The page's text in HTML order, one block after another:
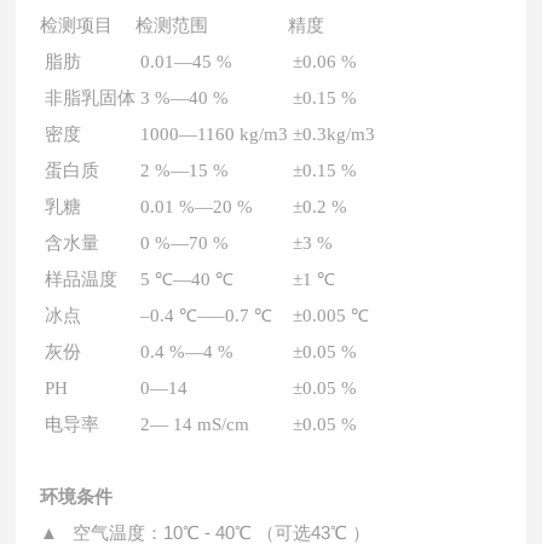
检测项目 检测范围
精度
脂肪
0.01—45 %
±0.06 %
非脂乳固体 3 %—40 %
±0.15 %
密度
1000—1160 kg/m3 ±0.3kg/m3
蛋白质
2 %—15 %
±0.15 %
乳糖
0.01 %—20 %
±0.2 %
含水量
0 %—70 %
±3 %
样品温度
5 ℃—40 ℃
±1 ℃
冰点
–0.4 ℃—–0.7 ℃
±0.005 ℃
灰份
0.4 %—4 %
±0.05 %
PH
0—14
±0.05 %
电导率
2— 14 mS/cm ±0.05 %
环境条件
▲ 空气温度：10℃ - 40℃ （可选43℃ ）